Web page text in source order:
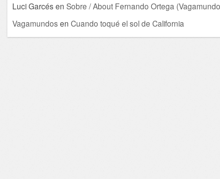
Luci Garcés en Sobre / About Fernando Ortega
Vagamundos en Cuando toqué el sol de California